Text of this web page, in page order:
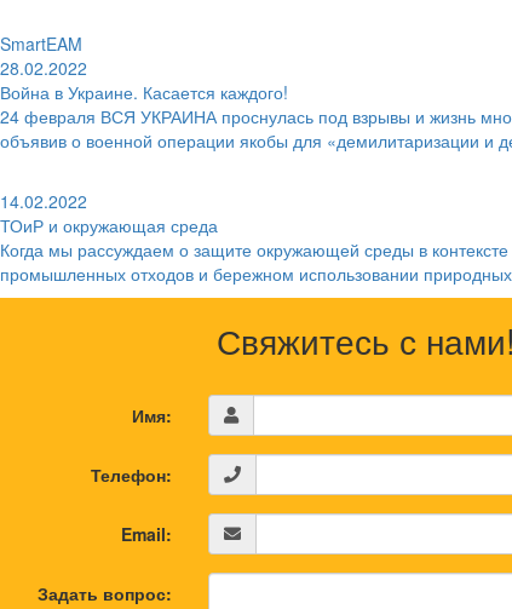
SmartEAM
28.02.2022
Война в Украине. Касается каждого!
24 февраля ВСЯ УКРАИНА проснулась под взрывы и жизнь
объявив о военной операции якобы для «демилитаризации и
14.02.2022
ТОиР и окружающая среда
Когда мы рассуждаем о защите окружающей среды в
промышленных отходов и бережном использовании
Свяжитесь с нами!
Имя:
Телефон:
Email:
Задать вопрос: